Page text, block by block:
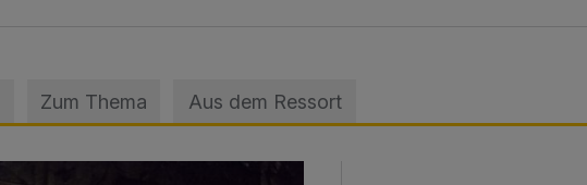
Zum Thema Aus dem Ressort